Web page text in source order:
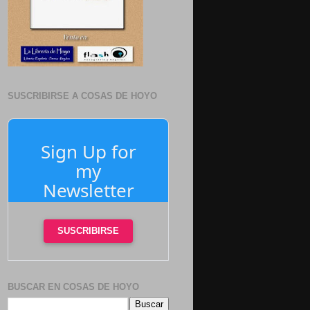
SUSCRIBIRSE A COSAS DE HOYO
Sign Up for
my
Newsletter
SUSCRIBIRSE
BUSCAR EN COSAS DE HOYO